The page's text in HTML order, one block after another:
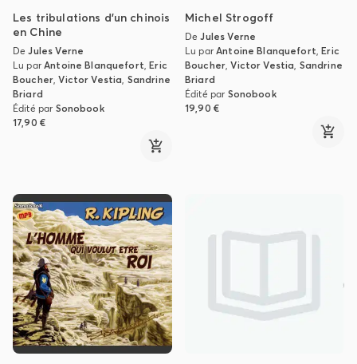
Les tribulations d'un chinois
en Chine
DeJules Verne
Lu parAntoine Blanquefort,Eric
Boucher,Victor Vestia, Sandrine
Briard
Édité par Sonobook
17,90 €
Michel Strogoff
DeJules Verne
Lu parAntoine Blanquefort,Eric
Boucher,Victor Vestia, Sandrine
Briard
Édité par Sonobook
19,90 €